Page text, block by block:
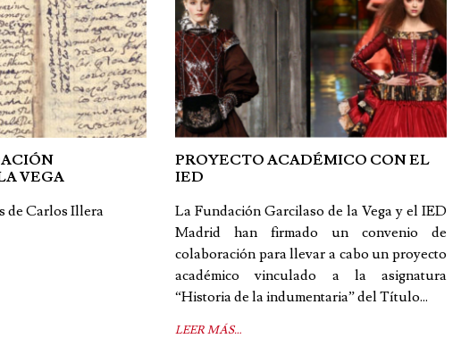
VEGA
de Carlos Illera
PROYECTO ACADÉMICO CON EL
IED
La Fundación Garcilaso de la Vega y el IED
Madrid han firmado un convenio de
colaboración para llevar a cabo un proyecto
académico vinculado a la asignatura
“Historia de la indumentaria” del Título...
LEER MÁS…